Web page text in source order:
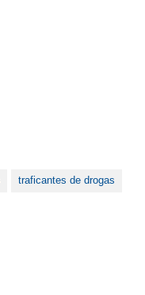
traficantes de drogas